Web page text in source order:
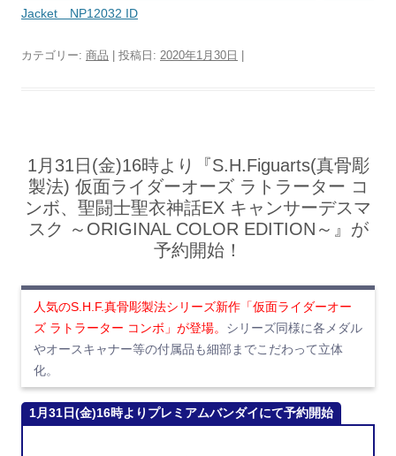
Jacket NP12032 ID
カテゴリー: 商品 | 投稿日: 2020年1月30日
1月31日(金)16時より『S.H.Figuarts(真骨彫
製法) 仮面ライダーオーズ ラトラーター コ
ンボ、聖闘士聖衣神話EX キャンサーデスマ
スク ～ORIGINAL COLOR EDITION～』が
予約開始！
人気のS.H.F.真骨彫製法シリーズ新作「仮面ライダーオー
ズ ラトラーター コンボ」が登場。 シリーズ同様に各メダル
やオースキャナー等の付属品も細部までこだわって立体
化。
1月31日(金)16時よりプレミアムバンダイにて予約開始